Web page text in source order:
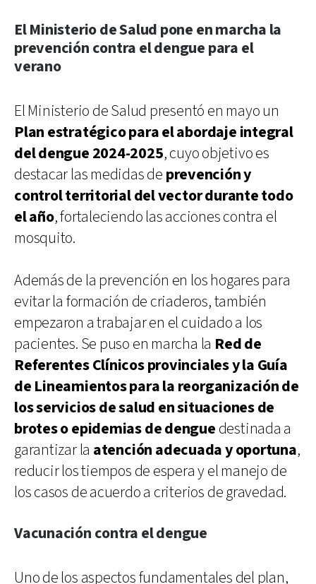
El Ministerio de Salud pone en marcha la
prevención contra el dengue para el
verano
El Ministerio de Salud presentó en mayo un
Plan estratégico para el abordaje integral
del dengue 2024-2025, cuyo objetivo es
destacar las medidas de prevención y
control territorial del vector durante todo
el año, fortaleciendo las acciones contra el
mosquito.
Además de la prevención en los hogares para
evitar la formación de criaderos, también
empezaron a trabajar en el cuidado a los
pacientes. Se puso en marcha la Red de
Referentes Clínicos provinciales y la Guía
de Lineamientos para la reorganización de
los servicios de salud en situaciones de
brotes o epidemias de dengue destinada a
garantizar la atención adecuada y oportuna,
reducir los tiempos de espera y el manejo de
los casos de acuerdo a criterios de gravedad.
Vacunación contra el dengue
Uno de los aspectos fundamentales del plan,